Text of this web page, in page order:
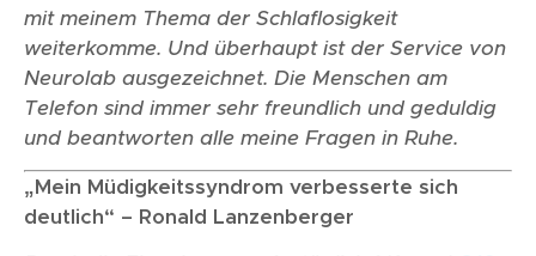
mit meinem Thema der Schlaflosigkeit
weiterkomme. Und überhaupt ist der Service von
Neurolab ausgezeichnet. Die Menschen am
Telefon sind immer sehr freundlich und geduldig
und beantworten alle meine Fragen in Ruhe.
„Mein Müdigkeitssyndrom verbesserte sich
deutlich“ – Ronald Lanzenberger